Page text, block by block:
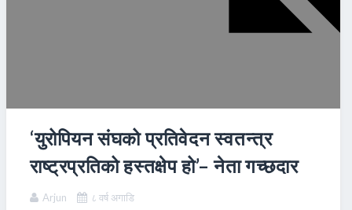
‘युरोपियन संघको प्रतिवेदन स्वतन्त्र
राष्ट्रप्रतिको हस्तक्षेप हो’– नेता गच्छदार
Arjun ८ वर्ष अगाडि